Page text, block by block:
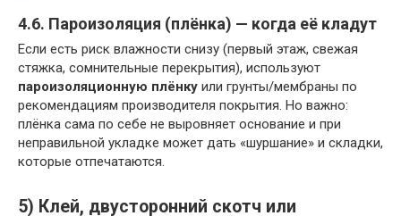
4.6. Пароизоляция (плёнка) — когда её кладут
Если есть риск влажности снизу (первый этаж, свежая
стяжка, сомнительные перекрытия), используют
пароизоляционную плёнку или грунты/мембраны по
рекомендациям производителя покрытия. Но важно:
плёнка сама по себе не выровняет основание и при
неправильной укладке может дать «шуршание» и складки,
которые отпечатаются.
5) Клей, двусторонний скотч или